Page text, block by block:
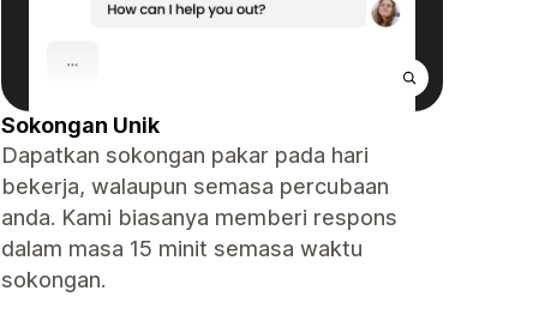
Sokongan Unik
Dapatkan sokongan pakar pada hari
bekerja, walaupun semasa percubaan
anda. Kami biasanya memberi respons
dalam masa 15 minit semasa waktu
sokongan.